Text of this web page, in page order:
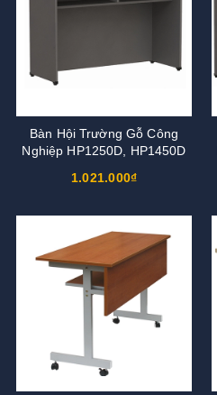
Bàn Hội Trường Gỗ Công
Nghiệp HP1250D, HP1450D
1.021.000₫